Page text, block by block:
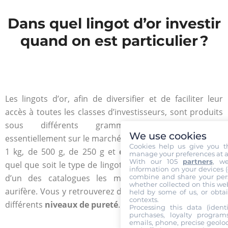
Dans quel lingot d’or investir
quand on est particulier ?
Les lingots d’or, afin de diversifier et de faciliter leur
accès à toutes les classes d’investisseurs, sont produits
sous différents grammages. On retrouve
essentiellement sur le marché deslingots de 12,5 kg
1 kg, de 500 g, de 250 g etdes lingotins. Cependant,
quel que soit le type de lingot, laGold Or Cashdispose
d’un des catalogues les mieux fournis du marché
aurifère. Vous y retrouverez d’authentiques lingots avec
différents niveaux de pureté.
We use cookies
Cookies help us give you
manage your preferences at
With our 105 partners,
information on your devices
combine and share your
whether collected on this
held by some of us, or
contexts.
Processing this data
purchases, loyalty
emails, phone, precise